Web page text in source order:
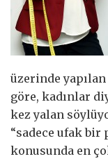
üzerinde
göre, kadınlar
kez yalan
“sadece ufak bir
konusunda en